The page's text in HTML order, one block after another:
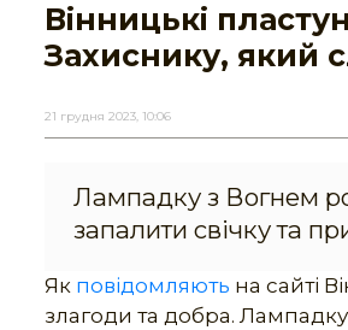
Вінницькі
Захиснику, який
21 грудня 2023, 10:06
Лампадку з Вогнем
запалити свічку та
Як повідомляють на сайті
злагоди та добра.